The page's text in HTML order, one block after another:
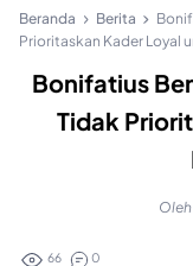
Beranda Berita
Prioritaskan Kader Loyal
Bonifatius
Tidak
Oleh
66 0